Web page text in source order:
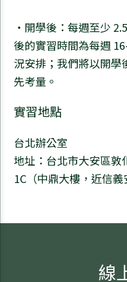
・開學後：每週至少
後的實習時間為每週
況安排；我們將以開
先考量。
實習地點
台北辦公室
地址：台北市大安區敦
1C（中鼎大樓，近信義
線